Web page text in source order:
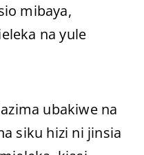
mibaya,
na yule
ubakiwe na
siku hizi ni jinsia